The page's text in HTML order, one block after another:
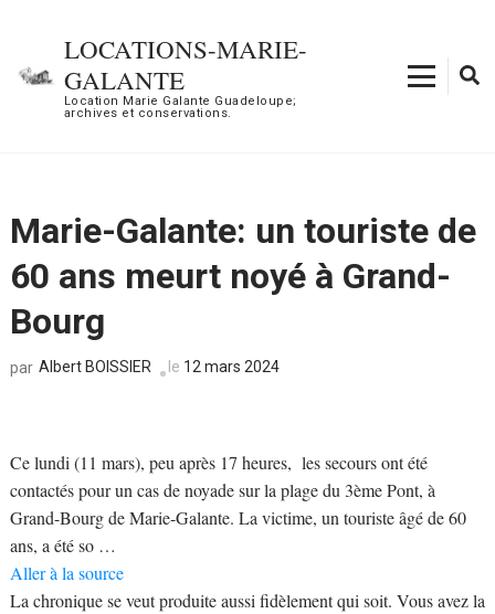
contenu
LOCATIONS-MARIE-
GALANTE
Location Marie Galante Guadeloupe;
archives et conservations.
Marie-Galante: un touriste de
60 ans meurt noyé à Grand-
Bourg
par Albert BOISSIER le 12 mars 2024
Ce lundi (11 mars), peu après 17 heures, les secours ont été
contactés pour un cas de noyade sur la plage du 3ème Pont, à
Grand-Bourg de Marie-Galante. La victime, un touriste âgé de 60
ans, a été so …
Aller à la source
La chronique se veut produite aussi fidèlement qui soit. Vous avez la